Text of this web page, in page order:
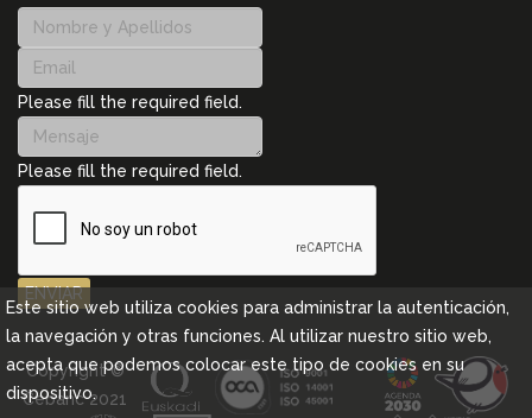
Please fill the required field.
Please fill the required field.
ENVIAR
Copyright ©
Cebanc 2021
Este sitio web utiliza cookies para administrar la autenticación,
la navegación y otras funciones. Al utilizar nuestro sitio web,
acepta que podemos colocar este tipo de cookies en su
dispositivo.